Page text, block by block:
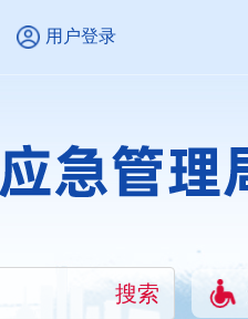
用户登录